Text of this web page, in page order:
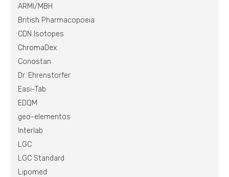
ARMI/MBH
British Pharmacopoeia
CDN Isotopes
ChromaDex
Conostan
Dr. Ehrenstorfer
Easi-Tab
EDQM
geo-elementos
Interlab
LGC
LGC Standard
Lipomed